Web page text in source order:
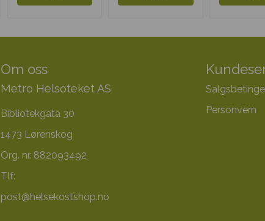
Om oss
Metro Helsoteket AS
Bibliotekgata 30
1473 Lørenskog
Org. nr. 882093492
Tlf:
post@helsekostshop.no
Personvern